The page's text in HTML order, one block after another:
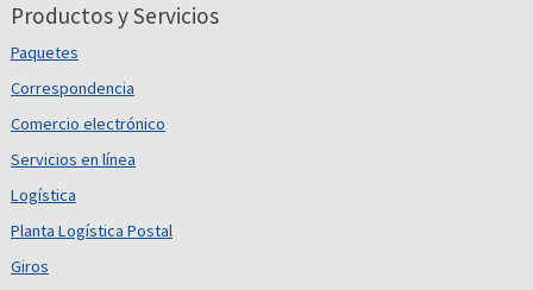
Productos y Servicios
Paquetes
Correspondencia
Comercio electrónico
Servicios en línea
Logística
Planta Logística Postal
Giros